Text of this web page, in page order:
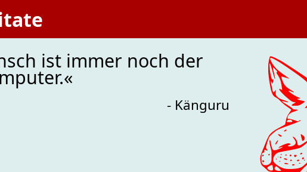
ist immer noch der
- Känguru